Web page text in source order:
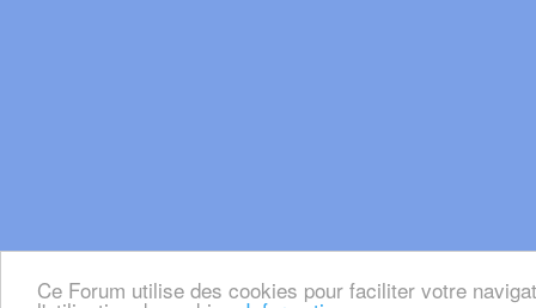
Ce Forum utilise des cookies pour faciliter votre